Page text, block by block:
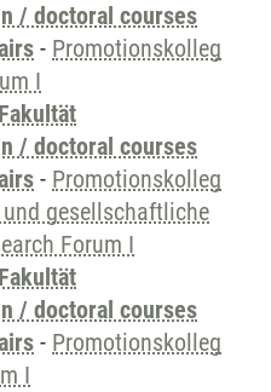
/ doctoral courses
- Promotionskolleg
I
/ doctoral courses
- Promotionskolleg
gesellschaftliche
Forum I
/ doctoral courses
- Promotionskolleg
I